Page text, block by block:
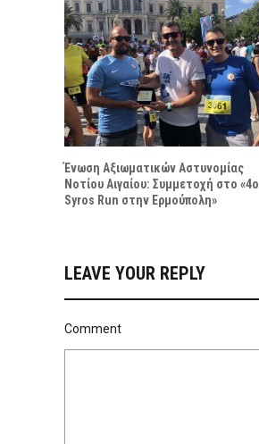
Ένωση Αξιωματικών Αστυνομίας
Νοτίου Αιγαίου: Συμμετοχή στο «4ο
Syros Run στην Ερμούπολη»
LEAVE YOUR REPLY
Comment